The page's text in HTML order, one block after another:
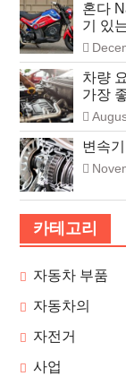
혼다
기 있
차량
가장
변속
카테고리
자동차 부품
자동차의
자전거
사업